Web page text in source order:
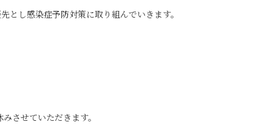
とし感染症予防対策に取り組んでいきます。
させていただきます。